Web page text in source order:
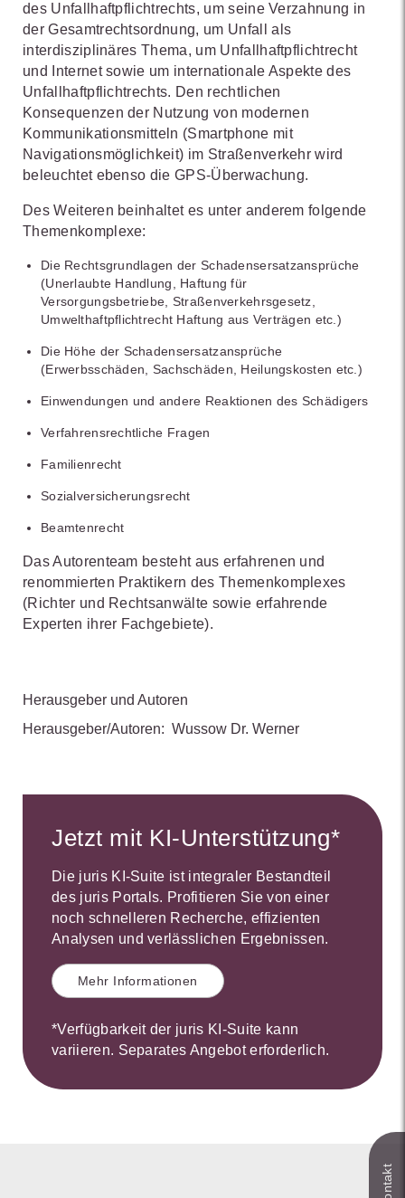
des Unfallhaftpflichtrechts, um seine Verzahnung in
der Gesamtrechtsordnung, um Unfall als
interdisziplinäres Thema, um Unfallhaftpflichtrecht
und Internet sowie um internationale Aspekte des
Unfallhaftpflichtrechts. Den rechtlichen
Konsequenzen der Nutzung von modernen
Kommunikationsmitteln (Smartphone mit
Navigationsmöglichkeit) im Straßenverkehr wird
beleuchtet ebenso die GPS-Überwachung.
Des Weiteren beinhaltet es unter anderem folgende
Themenkomplexe:
Die Rechtsgrundlagen der Schadensersatzansprüche
(Unerlaubte Handlung, Haftung für
Versorgungsbetriebe, Straßenverkehrsgesetz,
Umwelthaftpflichtrecht Haftung aus Verträgen etc.)
Die Höhe der Schadensersatzansprüche
(Erwerbsschäden, Sachschäden, Heilungskosten etc.)
Einwendungen und andere Reaktionen des Schädigers
Verfahrensrechtliche Fragen
Familienrecht
Sozialversicherungsrecht
Beamtenrecht
Das Autorenteam besteht aus erfahrenen und
renommierten Praktikern des Themenkomplexes
(Richter und Rechtsanwälte sowie erfahrende
Experten ihrer Fachgebiete).
Herausgeber und Autoren
Herausgeber/Autoren: Wussow Dr. Werner
Jetzt mit KI-Unterstützung*
Die juris KI-Suite ist integraler Bestandteil
des juris Portals. Profitieren Sie von einer
noch schnelleren Recherche, effizienten
Analysen und verlässlichen Ergebnissen.
Mehr Informationen
*Verfügbarkeit der juris KI-Suite kann
variieren. Separates Angebot erforderlich.